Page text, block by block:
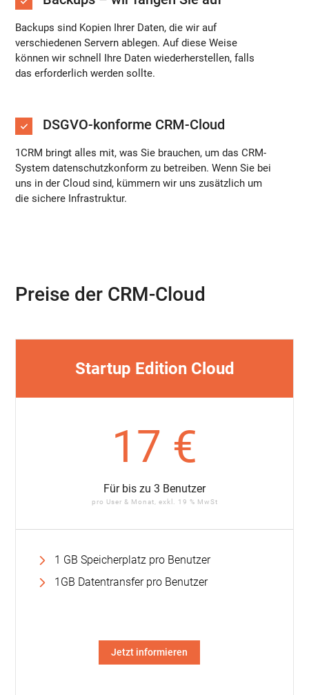
Backups sind Kopien Ihrer Daten, die wir auf
verschiedenen Servern ablegen. Auf diese Weise
können wir schnell Ihre Daten wiederherstellen, falls
das erforderlich werden sollte.
DSGVO-konforme CRM-Cloud
1CRM bringt alles mit, was Sie brauchen, um das CRM-
System datenschutzkonform zu betreiben. Wenn Sie bei
uns in der Cloud sind, kümmern wir uns zusätzlich um
die sichere Infrastruktur.
Preise der CRM-Cloud
Startup Edition Cloud
17 €
Für bis zu 3 Benutzer
pro User & Monat, exkl. 19 % MwSt
1 GB Speicherplatz pro Benutzer
1GB Datentransfer pro Benutzer
Jetzt informieren